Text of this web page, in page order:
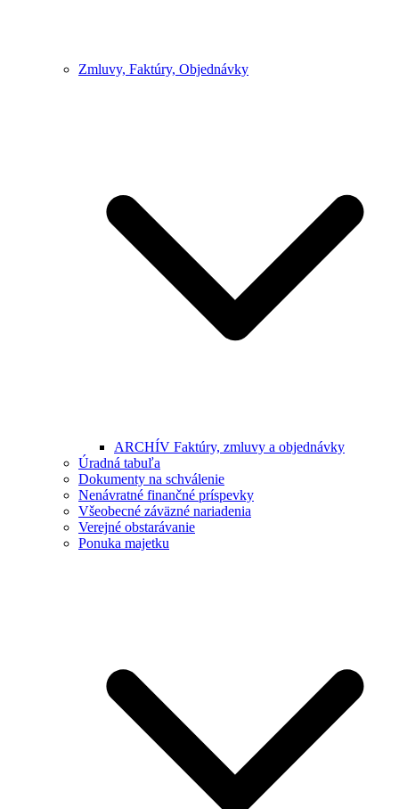
Zmluvy, Faktúry, Objednávky
ARCHÍV Faktúry, zmluvy a objednávky
Úradná tabuľa
Dokumenty na schválenie
Nenávratné finančné príspevky
Všeobecné záväzné nariadenia
Verejné obstarávanie
Ponuka majetku